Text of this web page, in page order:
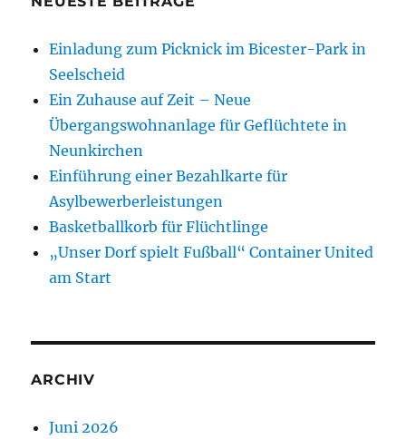
Einladung zum Picknick im Bicester-Park in
Seelscheid
Ein Zuhause auf Zeit – Neue
Übergangswohnanlage für Geflüchtete in
Neunkirchen
Einführung einer Bezahlkarte für
Asylbewerberleistungen
Basketballkorb für Flüchtlinge
„Unser Dorf spielt Fußball“ Container United
am Start
ARCHIV
Juni 2026